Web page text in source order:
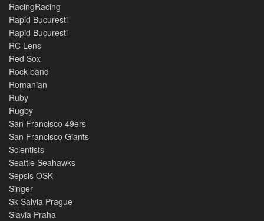
RacingRacing
Rapid Bucuresti
Rapid Bucuresti
RC Lens
Red Sox
Rock band
Romanian
Ruby
Rugby
San Francisco 49ers
San Francisco Giants
Scientists
Seattle Seahawks
Sepsis OSK
Singer
Sk Salvia Prague
Slavia Praha